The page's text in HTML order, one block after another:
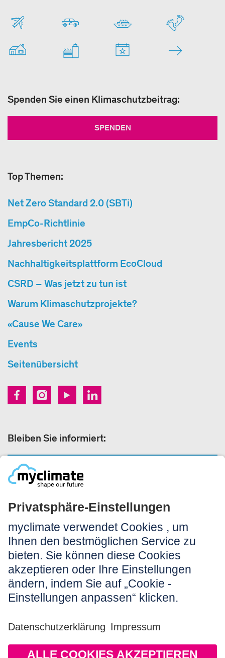
Spenden Sie einen Klimaschutzbeitrag:
SPENDEN
Top Themen:
Net Zero Standard 2.0 (SBTi)
EmpCo-Richtlinie
Jahresbericht 2025
Nachhaltigkeitsplattform EcoCloud
CSRD – Was jetzt zu tun ist
Warum Klimaschutzprojekte?
«Cause We Care»
Events
Seitenübersicht
Bleiben Sie informiert:
Rechtliches:
Impressum
Nutzungshinweis
AGB
Datenschutz
Barrierefreiheit